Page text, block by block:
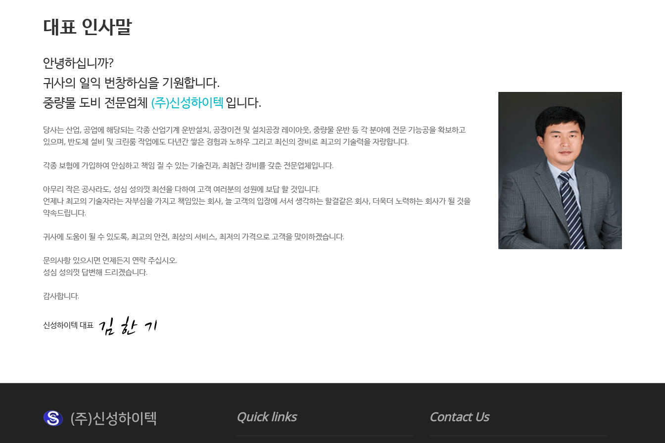
대표 인사말
안녕하십니까?
귀사의 일익 번창하심을 기원합니다.
중량물 도비 전문업체 (주)신성하이텍입니다.
당사는 산업, 공업에 해당되는 각종 산업기계 운반설치, 공장이전 및 설치공장 레이아웃, 중량물 운반 등 각 분야에 전문 기능공을 확보하고
있으며, 반도체 설비 및 크린룸 작업에도 다년간 쌓은 경험과 노하우 그리고 최신의 장비로 최고의 기술력을 자랑합니다.
각종 보험에 가입하여 안심하고 책임 질 수 있는 기술진과, 최첨단 장비를 갖춘 전문업체입니다.
아무리 작은 공사라도, 성심 성의껏 최선을 다하여 고객 여러분의 성원에 보답 할 것입니다.
언제나 최고의 기술자라는 자부심을 가지고 책임있는 회사, 늘 고객의 입장에 서서 생각하는 할결같은 회사, 더욱더 노력하는 회사가 될 것을
약속드립니다.
귀사에 도움이 될 수 있도록, 최고의 안전, 최상의 서비스, 최저의 가격으로 고객을 맞이하겠습니다.
문의사항 있으시면 언제든지 연락 주십시오.
성심 성의껏 답변해 드리겠습니다.
감사합니다.
신성하이텍 대표
(주)신성하이텍 Quick links Contact Us